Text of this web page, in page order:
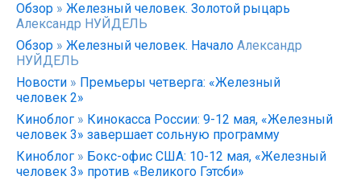
Обзор » Железный человек. Золотой рыцарь
Александр НУЙДЕЛЬ
Обзор » Железный человек. Начало Александр
НУЙДЕЛЬ
Новости » Премьеры четверга: «Железный
человек 2»
Киноблог » Кинокасса России: 9-12 мая, «Железный
человек 3» завершает сольную программу
Киноблог » Бокс-офис США: 10-12 мая, «Железный
человек 3» против «Великого Гэтсби»